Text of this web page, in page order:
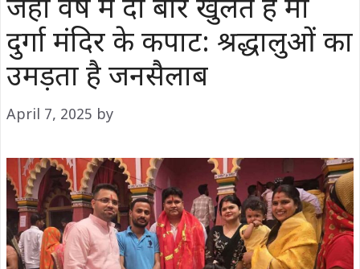
जहां वर्ष में दो बार खुलते हैं मां
दुर्गा मंदिर के कपाट: श्रद्धालुओं का
उमड़ता है जनसैलाब
April 7, 2025 by